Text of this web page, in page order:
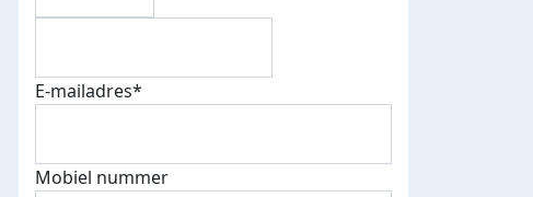
E-mails verstuurd
€500 euro opgehaald: t-shirt
E-mailadres*
Mobiel nummer